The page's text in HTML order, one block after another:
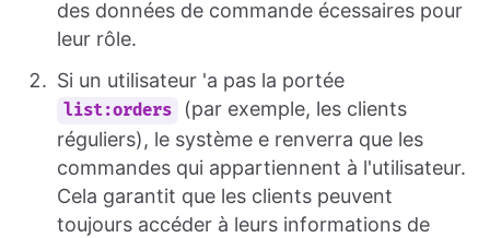
des données de commande écessaires pour
leur rôle.
Si un utilisateur 'a pas la portée
list:orders
(par exemple, les clients
réguliers), le système e renverra que les
commandes qui appartiennent à l'utilisateur.
Cela garantit que les clients peuvent
toujours accéder à leurs informations de